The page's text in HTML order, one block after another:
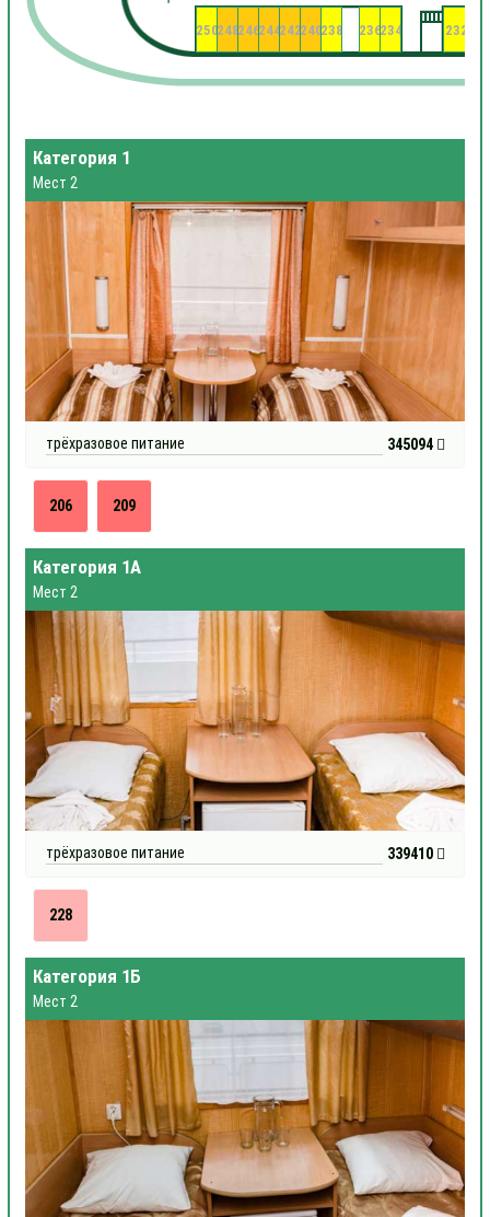
232
234
236
238
240
242
244
246
248
250
Категория 1
Мест 2
трёхразовое питание 345094
206 209
Категория 1А
Мест 2
трёхразовое питание 339410
228
Категория 1Б
Мест 2